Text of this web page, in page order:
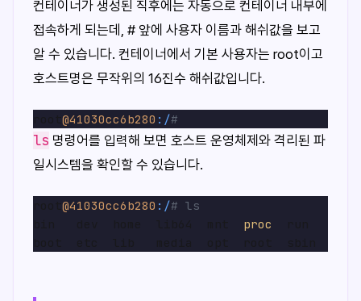
컨테이너가 생성된 직후에는 자동으로 컨테이너 내부에
접속하게 되는데, # 앞에 사용자 이름과 해쉬값을 보고
알 수 있습니다. 컨테이너에서 기본 사용자는 root이고
호스트명은 무작위의 16진수 해쉬값입니다.
@41030cc6b280 :/#
ls 명령어를 입력해 보면 호스트 운영체제와 격리된 파
일시스템을 확인할 수 있습니다.
@41030cc6b280 :/# ls
proc